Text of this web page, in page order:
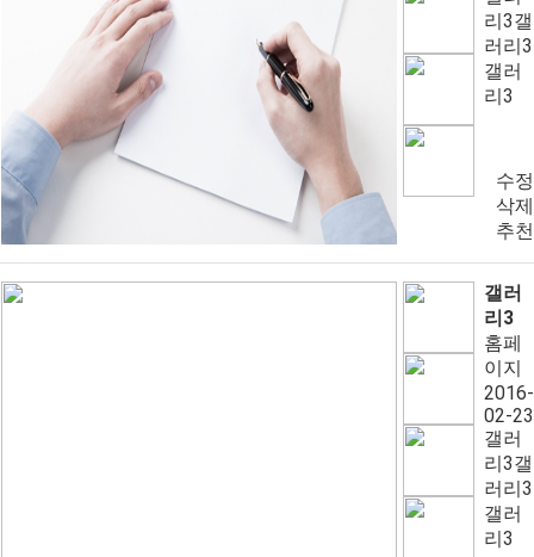
리3갤
러리3
갤러
리3
수정
삭제
추천
갤러
리3
홈페
이지
2016-
02-23
갤러
리3갤
러리3
갤러
리3